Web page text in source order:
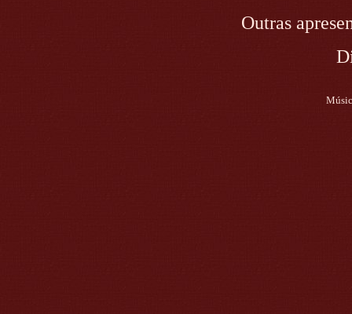
Outras